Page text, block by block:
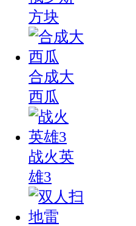
方块
合成大
西瓜
战火英
雄3